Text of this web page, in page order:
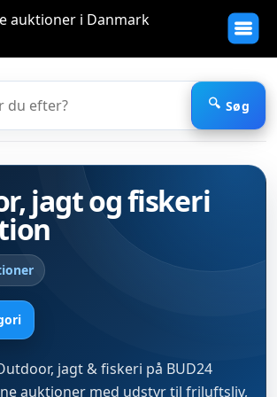
Søg
jagt og fiskeri
jagt & fiskeri på BUD24
auktioner med udstyr til friluftsliv,